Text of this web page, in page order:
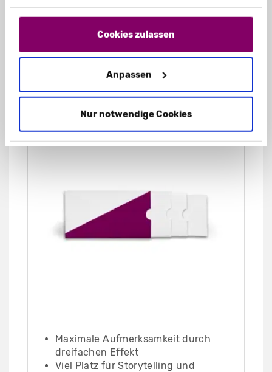
„Einstellungen“ können Sie auswählen, welche
Cookies Sie zulassen. Hier finden Sie unser
und unsereDatenschutzerklärung
Cookies zulassen
Anpassen
Nur notwendige Cookies
Produktpräsentationen
ZUM PRODUKT
Teleskopkarten mit 3 Auszügen
Maximale Aufmerksamkeit durch
dreifachen Effekt
Viel Platz für Storytelling und